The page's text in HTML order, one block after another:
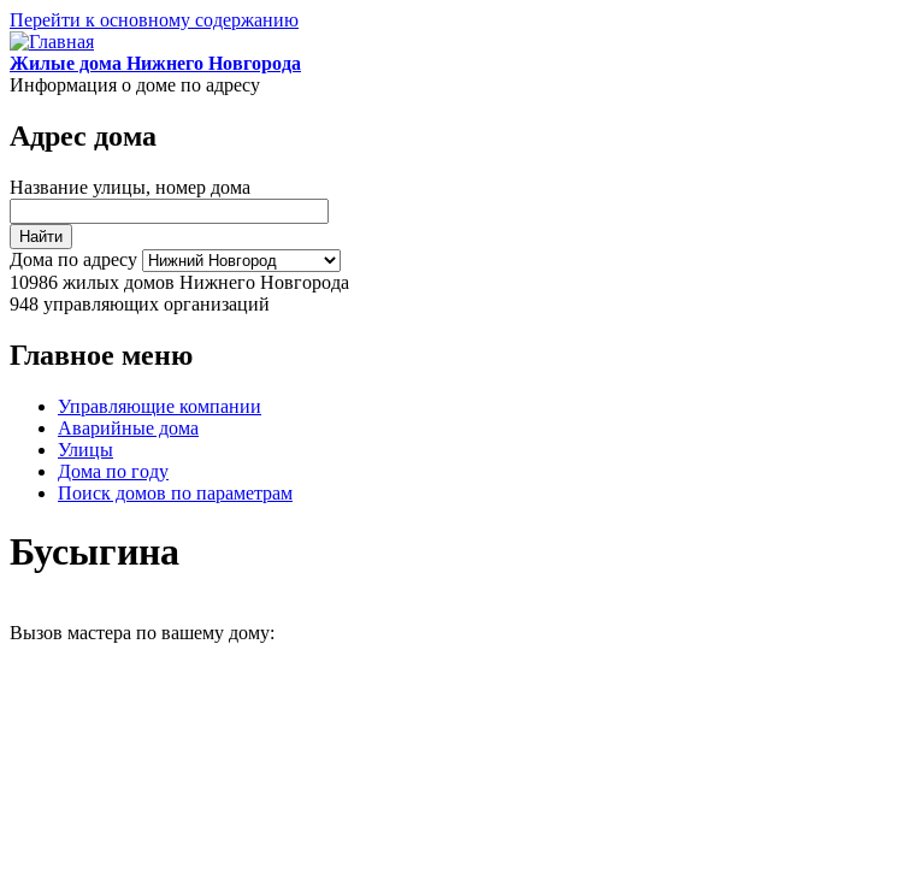
Перейти к основному содержанию
Жилые дома Нижнего Новгорода
Информация о доме по адресу
Адрес дома
Название улицы, номер дома
Дома по адресу
10986 жилых домов Нижнего Новгорода
948 управляющих организаций
Главное меню
Управляющие компании
Аварийные дома
Улицы
Дома по году
Поиск домов по параметрам
Бусыгина
Вызов мастера по вашему дому: